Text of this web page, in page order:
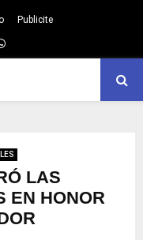
Publicite
Whatsapp
LAS
EN HONOR